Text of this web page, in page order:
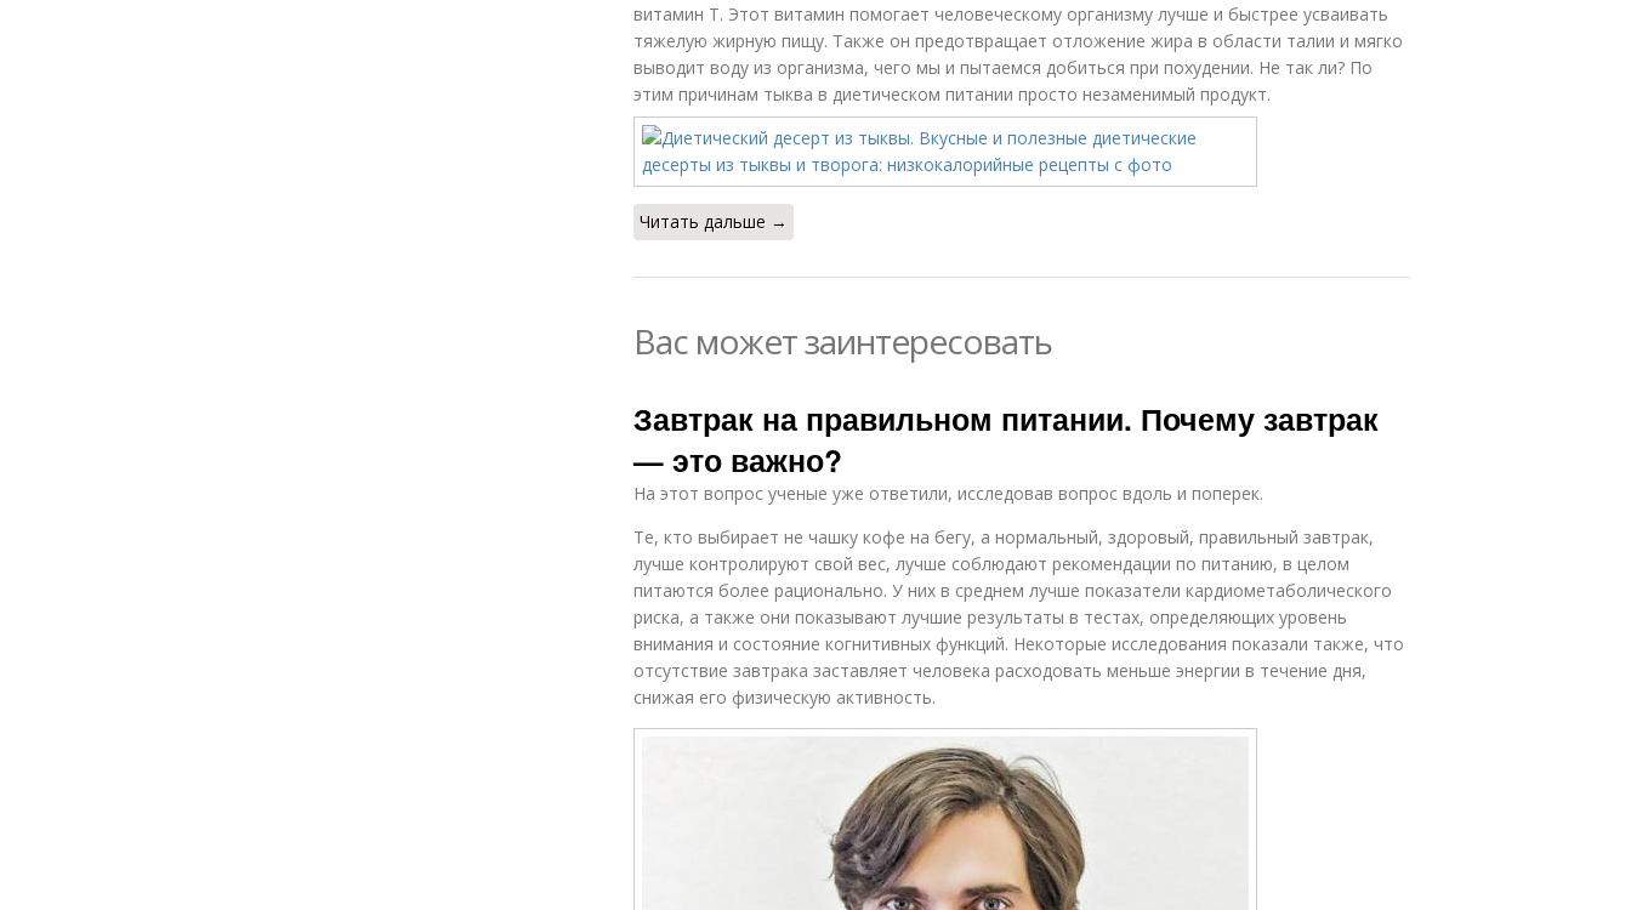
витамин Т. Этот витамин помогает человеческому организму лучше и быстрее усваивать
тяжелую жирную пищу. Также он предотвращает отложение жира в области талии и мягко
выводит воду из организма, чего мы и пытаемся добиться при похудении. Не так ли? По
этим причинам тыква в диетическом питании просто незаменимый продукт.
Читать дальше →
Вас может заинтересовать
Завтрак на правильном питании. Почему завтрак
— это важно?
На этот вопрос ученые уже ответили, исследовав вопрос вдоль и поперек.
Те, кто выбирает не чашку кофе на бегу, а нормальный, здоровый, правильный завтрак,
лучше контролируют свой вес, лучше соблюдают рекомендации по питанию, в целом
питаются более рационально. У них в среднем лучше показатели кардиометаболического
риска, а также они показывают лучшие результаты в тестах, определяющих уровень
внимания и состояние когнитивных функций. Некоторые исследования показали также, что
отсутствие завтрака заставляет человека расходовать меньше энергии в течение дня,
снижая его физическую активность.